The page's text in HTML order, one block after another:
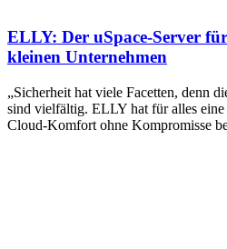
ELLY: Der uSpace-Server
kleinen Unternehmen
„Sicherheit hat viele Facetten, denn
sind vielfältig. ELLY hat für alles
Cloud-Komfort ohne Kompromisse